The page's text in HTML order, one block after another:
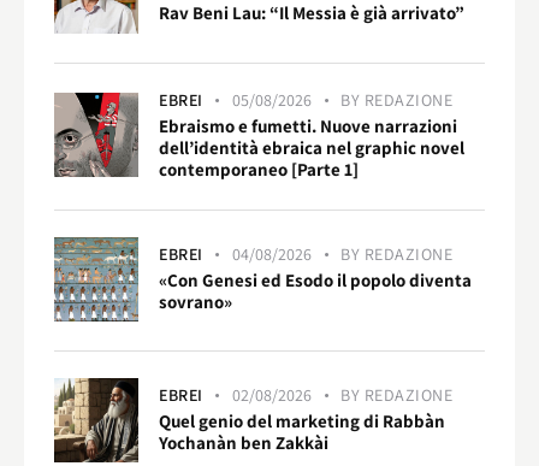
Rav Beni Lau: “Il Messia è già arrivato”
EBREI 05/08/2026 BY REDAZIONE
Ebraismo e fumetti. Nuove narrazioni
dell’identità ebraica nel graphic novel
contemporaneo [Parte 1]
EBREI 04/08/2026 BY REDAZIONE
«Con Genesi ed Esodo il popolo diventa
sovrano»
EBREI 02/08/2026 BY REDAZIONE
Quel genio del marketing di Rabbàn
Yochanàn ben Zakkài